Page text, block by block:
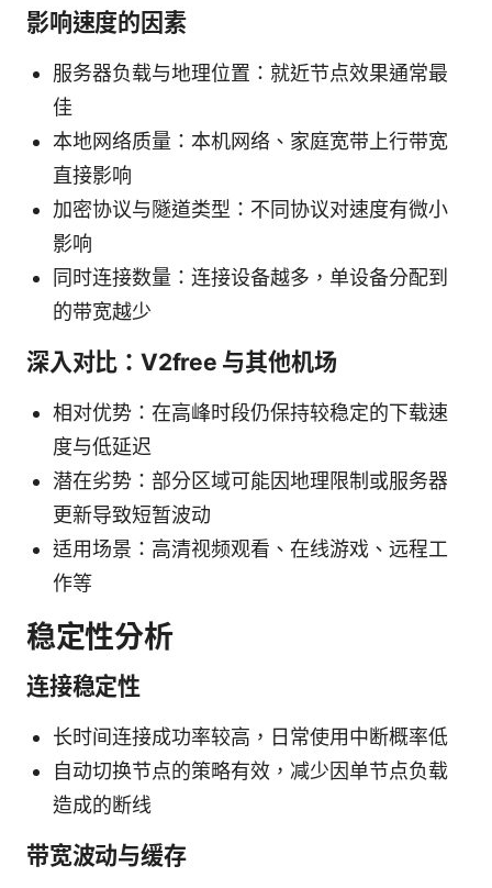
影响速度的因素
服务器负载与地理位置：就近节点效果通常最
佳
本地网络质量：本机网络、家庭宽带上行带宽
直接影响
加密协议与隧道类型：不同协议对速度有微小
影响
同时连接数量：连接设备越多，单设备分配到
的带宽越少
深入对比：V2free 与其他机场
相对优势：在高峰时段仍保持较稳定的下载速
度与低延迟
潜在劣势：部分区域可能因地理限制或服务器
更新导致短暂波动
适用场景：高清视频观看、在线游戏、远程工
作等
稳定性分析
连接稳定性
长时间连接成功率较高，日常使用中断概率低
自动切换节点的策略有效，减少因单节点负载
造成的断线
带宽波动与缓存